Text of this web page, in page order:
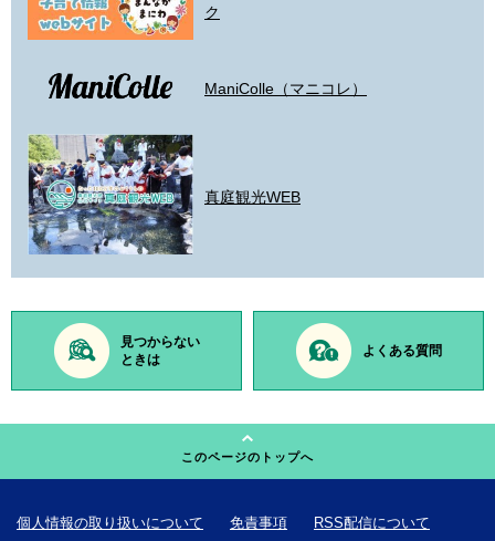
ク
ManiColle（マニコレ）
真庭観光WEB
見つからない
ときは
よくある質問
このページのトップへ
個人情報の取り扱いについて 免責事項 RSS配信について